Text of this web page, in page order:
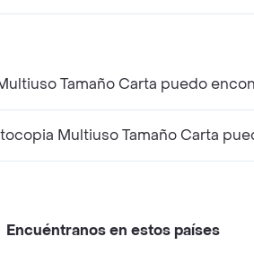
Tamaño Carta puedo
Multiuso Tamaño Carta
Encuéntranos en estos países